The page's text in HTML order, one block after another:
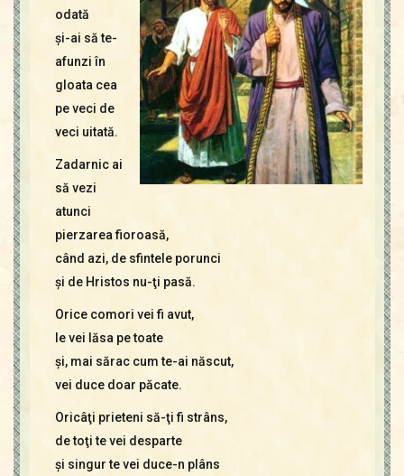
odată
şi-ai să te-
afunzi în
gloata cea
pe veci de
veci uitată.
Zadarnic ai
să vezi
atunci
pierzarea fioroasă,
când azi, de sfintele porunci
şi de Hristos nu-ţi pasă.
Orice comori vei fi avut,
le vei lăsa pe toate
şi, mai sărac cum te-ai născut,
vei duce doar păcate.
Oricâţi prieteni să-ţi fi strâns,
de toţi te vei desparte
şi singur te vei duce-n plâns